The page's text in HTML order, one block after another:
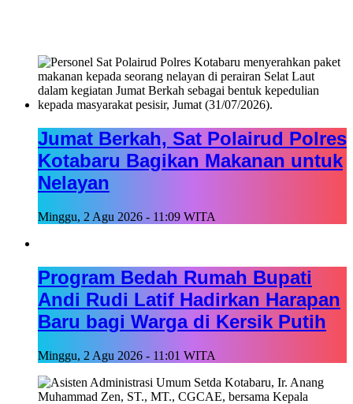
Jumat Berkah, Sat Polairud Polres
Kotabaru Bagikan Makanan untuk
Nelayan
Minggu, 2 Agu 2026 - 11:09 WITA
Program Bedah Rumah Bupati
Andi Rudi Latif Hadirkan Harapan
Baru bagi Warga di Kersik Putih
Minggu, 2 Agu 2026 - 11:01 WITA